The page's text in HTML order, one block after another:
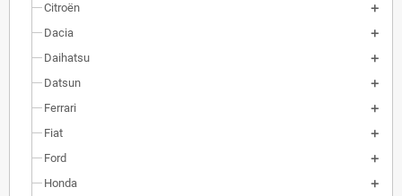
Citroën
Dacia
Daihatsu
Datsun
Ferrari
Fiat
Ford
Honda